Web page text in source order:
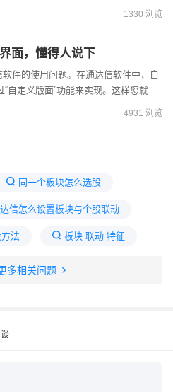
调整；后天轮到金融/消费……...
1330 浏览
面，懂得人说下
自定义版面”功能来实现。这样您就可
块的走势，便于观察资金轮动...
4931 浏览
同一个板块怎么选股
信怎么设置板块与个股联动
法 板块 联动 特征
如何在板块里挑选个股
多相关问题